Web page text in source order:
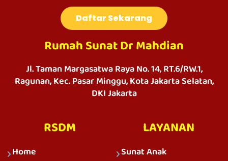
Daftar Sekarang
Rumah Sunat Dr Mahdian
Jl. Taman Margasatwa Raya No. 14, RT.6/RW.1,
Ragunan, Kec. Pasar Minggu, Kota Jakarta Selatan,
DKI Jakarta
RSDM
Home
LAYANAN
Sunat Anak